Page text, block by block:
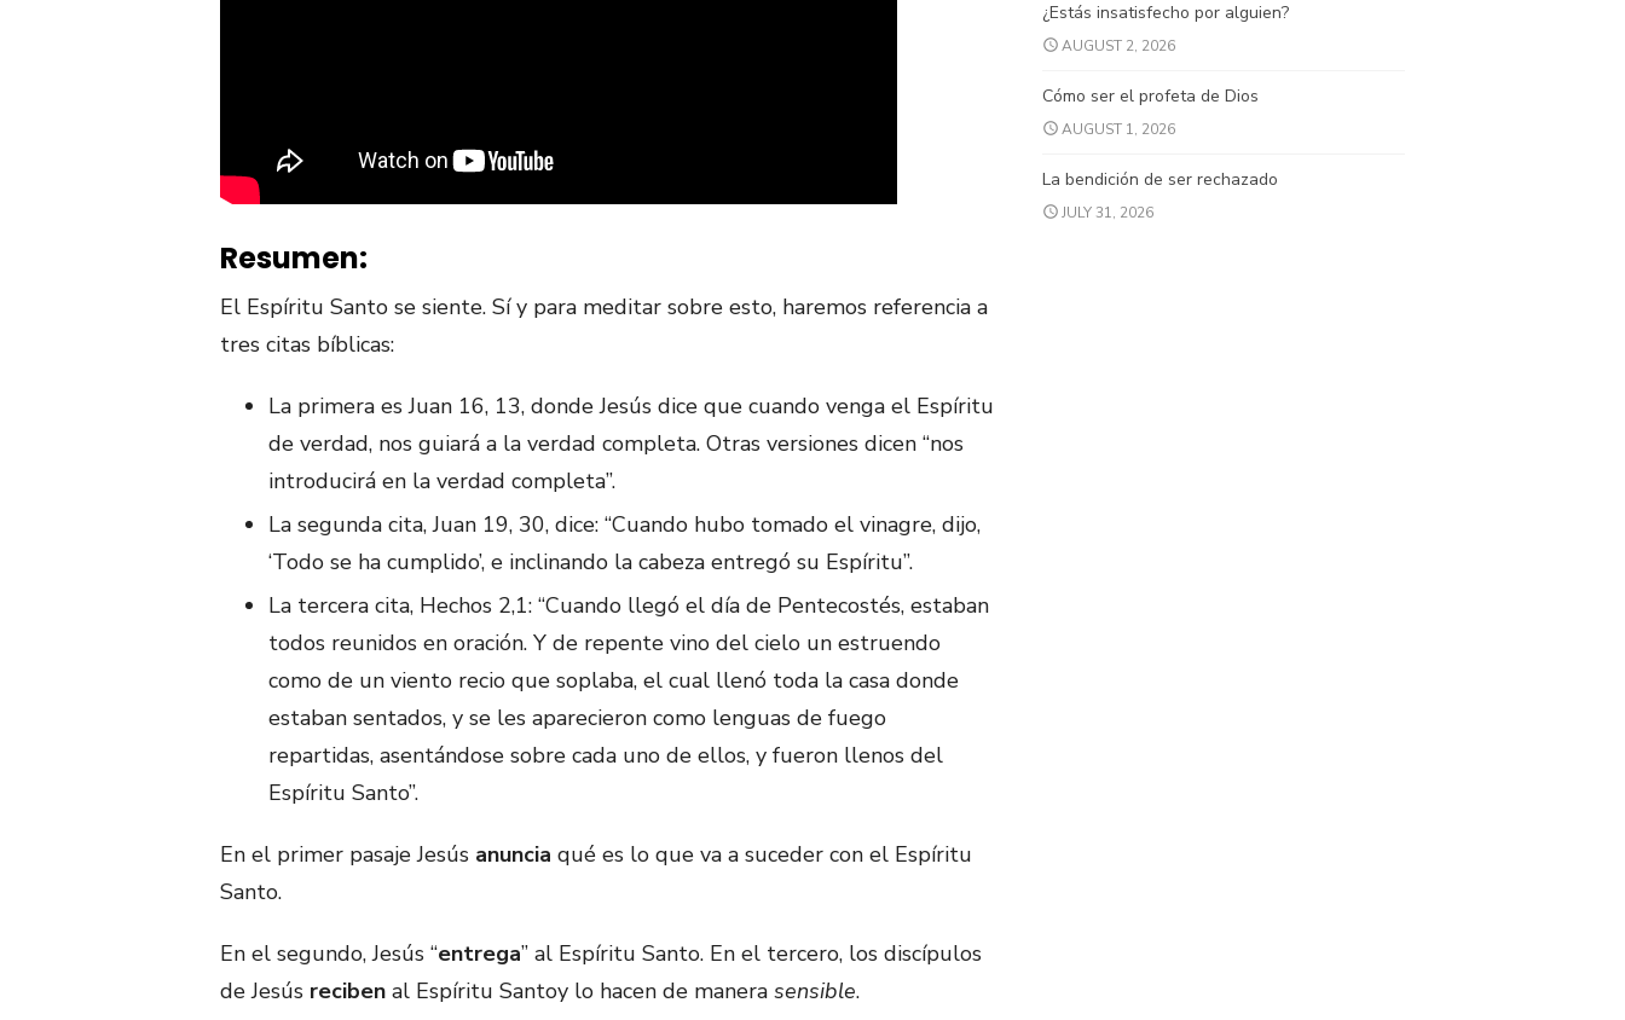
Resumen:
El Espíritu Santo se siente. Sí y para meditar sobre esto, haremos referencia a
tres citas bíblicas:
La primera es Juan 16, 13, donde Jesús dice que cuando venga el Espíritu
de verdad, nos guiará a la verdad completa. Otras versiones dicen “nos
introducirá en la verdad completa”.
La segunda cita, Juan 19, 30, dice: “Cuando hubo tomado el vinagre, dijo,
‘Todo se ha cumplido’, e inclinando la cabeza entregó su Espíritu”.
La tercera cita, Hechos 2,1: “Cuando llegó el día de Pentecostés, estaban
todos reunidos en oración. Y de repente vino del cielo un estruendo
como de un viento recio que soplaba, el cual llenó toda la casa donde
estaban sentados, y se les aparecieron como lenguas de fuego
repartidas, asentándose sobre cada uno de ellos, y fueron llenos del
Espíritu Santo”.
En el primer pasaje Jesús anuncia qué es lo que va a suceder con el Espíritu
Santo.
En el segundo, Jesús “entrega” al Espíritu Santo. En el tercero, los discípulos
de Jesús reciben al Espíritu Santoy lo hacen de manera sensible.
¿Estás insatisfecho por alguien?
AUGUST 2, 2026
Cómo ser el profeta de Dios
AUGUST 1, 2026
La bendición de ser rechazado
JULY 31, 2026